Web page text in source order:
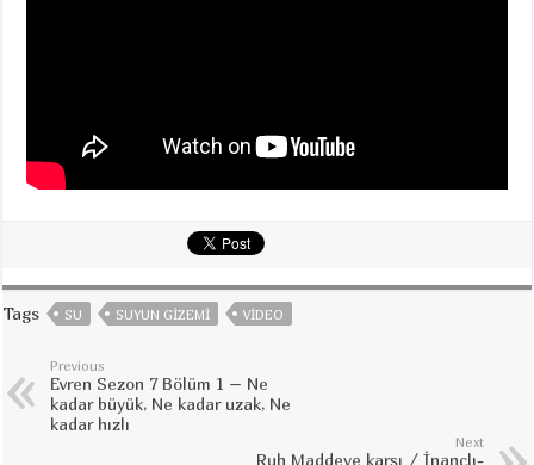
Tags SU SUYUN GIZEMI VIDEO
Previous
Evren Sezon 7 Bölüm 1 – Ne
kadar büyük, Ne kadar uzak, Ne
kadar hızlı
Next
Ruh Maddeye karşı / İnançlı-